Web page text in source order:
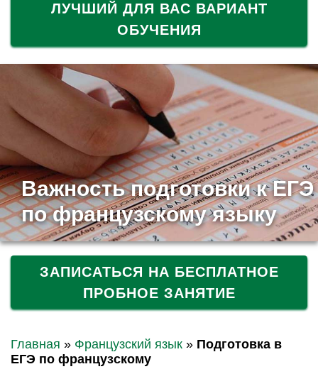
ЛУЧШИЙ ДЛЯ ВАС ВАРИАНТ
ОБУЧЕНИЯ
Важность подготовки к ЕГЭ
по французскому языку
ЗАПИСАТЬСЯ НА БЕСПЛАТНОЕ
ПРОБНОЕ ЗАНЯТИЕ
Главная » Французский язык » Подготовка в
ЕГЭ по французскому